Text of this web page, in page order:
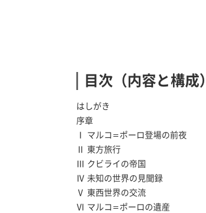
目次（内容と構成）
はしがき
序章
Ⅰ マルコ=ポーロ登場の前夜
Ⅱ 東方旅行
Ⅲ クビライの帝国
Ⅳ 未知の世界の見聞録
Ⅴ 東西世界の交流
Ⅵ マルコ=ポーロの遺産